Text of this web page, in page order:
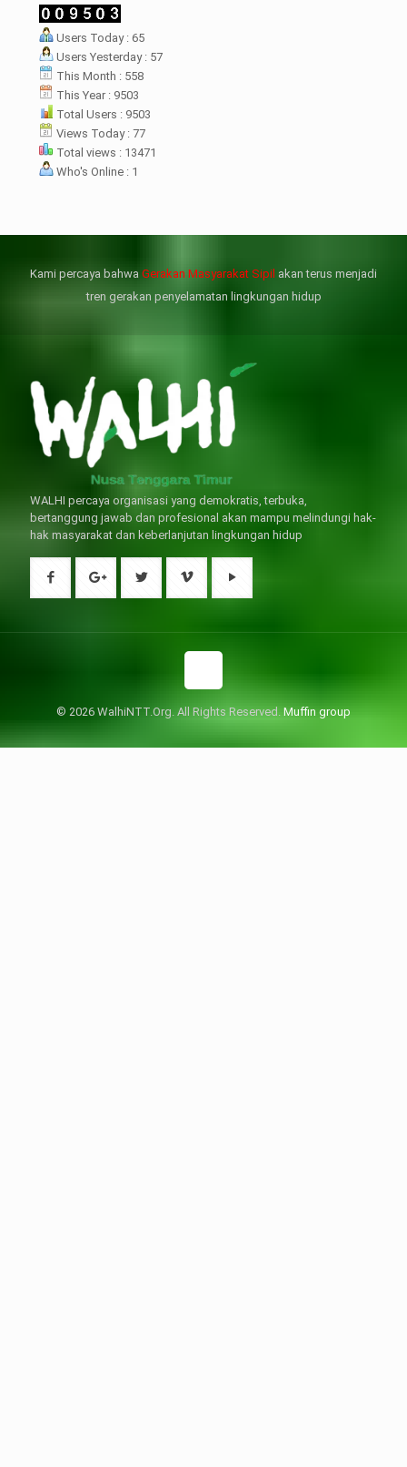
Users Today : 65
Users Yesterday : 57
This Month : 558
This Year : 9503
Total Users : 9503
Views Today : 77
Total views : 13471
Who's Online : 1
Desak
masyarakat dua desa
bukan merupakan
pertama ke
ATR/ BPN. Warga
kunjungan kali ini membuat
ATR/BPN
penyelesaian
agraria di desa mereka.
壯陽藥台灣購物
情感來說不管是ED患者自己還
生活肯定都是非常不滿意的，
而鋼, 因此只要了解避免了以上禁
症，現有的臨床經驗來看，在醫
犀利士壯陽藥線上購買
康、動脈血管健康，使心臟動泵
，從而引起器質性勃起功能障
（陽痿）。犀利士的副作用類
，所以亦會加重犀利士副作用症
Kami percaya bahwa Gerakan Masyarakat Sipil akan terus menjadi
tren gerakan penyelamatan lingkungan hidup
WALHI percaya organisasi yang demokratis, terbuka,
bertanggung jawab dan profesional akan mampu melindungi hak-
hak masyarakat dan keberlanjutan lingkungan hidup
© 2026 WalhiNTT.Org. All Rights Reserved. Muffin group